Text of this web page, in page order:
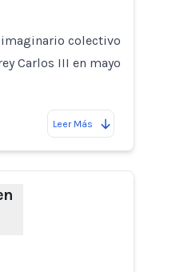
imaginario colectivo
Carlos III en mayo
Leer Más